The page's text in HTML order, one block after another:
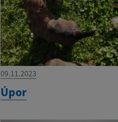
09.11.2023
Úpor